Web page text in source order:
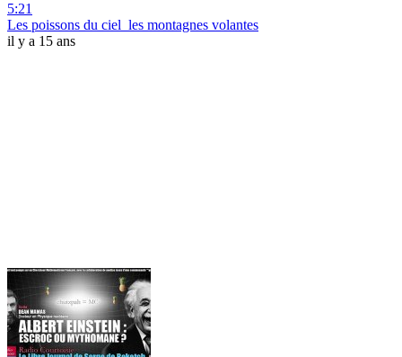
5:21
Les poissons du ciel_les montagnes volantes
il y a 15 ans